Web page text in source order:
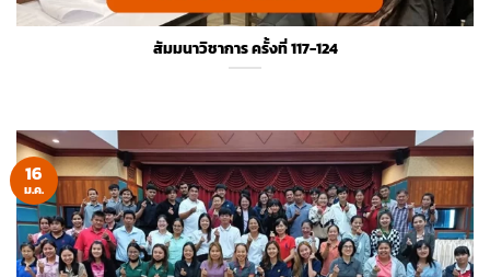
สัมมนาวิชาการ ครั้งที่ 117-124
16
ม.ค.